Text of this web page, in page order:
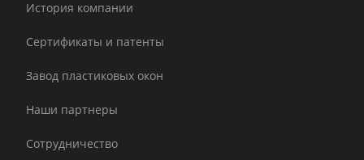
История компании
Сертификаты и патенты
Завод пластиковых окон
Наши партнеры
Сотрудничество